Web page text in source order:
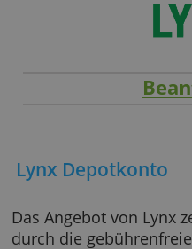
Lynx Depotkonto